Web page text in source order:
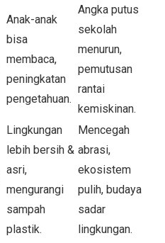
Anak-anak
bisa
membaca,
peningkatan
pengetahuan.
Angka putus
sekolah
menurun,
pemutusan
rantai
kemiskinan.
Lingkungan
lebih bersih &
asri,
mengurangi
sampah
plastik.
Mencegah
abrasi,
ekosistem
pulih, budaya
sadar
lingkungan.